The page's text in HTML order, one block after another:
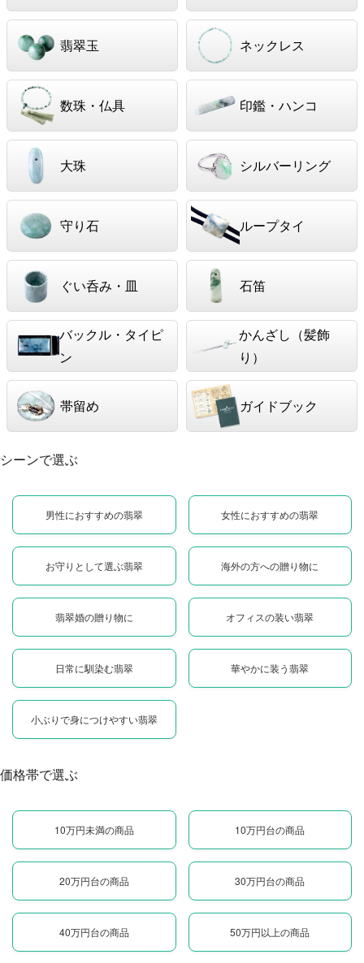
翡翠玉 ネックレス
数珠・仏具 印鑑・ハンコ
大珠 シルバーリング
守り石 ループタイ
ぐい呑み・皿 石笛
バックル・タイピ
ン
かんざし（髪飾
り）
帯留め ガイドブック
シーンで選ぶ
男性におすすめの翡翠 女性におすすめの翡翠
お守りとして選ぶ翡翠 海外の方への贈り物に
翡翠婚の贈り物に オフィスの装い翡翠
日常に馴染む翡翠 華やかに装う翡翠
小ぶりで身につけやすい翡翠
価格帯で選ぶ
10万円未満の商品 10万円台の商品
20万円台の商品 30万円台の商品
40万円台の商品 50万円以上の商品